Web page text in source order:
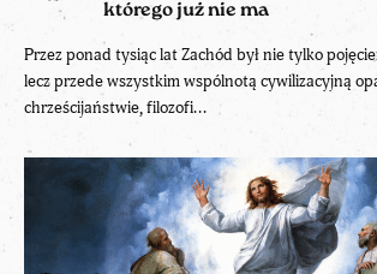
którego już nie ma
Przez ponad tysiąc lat Zachód był nie tylko
lecz przede wszystkim wspólnotą cywilizacyjną
chrześcijaństwie, filozofi...